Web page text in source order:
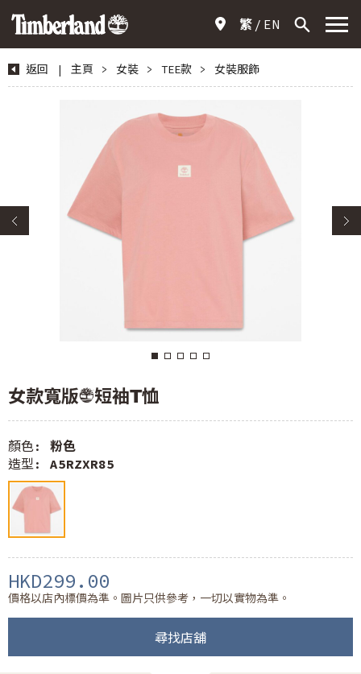
繁 EN
返回 | 主頁 > 女裝 > TEE款 > 女裝服飾
女款寬版LOGO短袖T恤
顏色: 粉色
造型: A5RZXR85
HKD299.00
價格以店內標價為準。圖片只供參考，一切以實物為準。
尋找店舖